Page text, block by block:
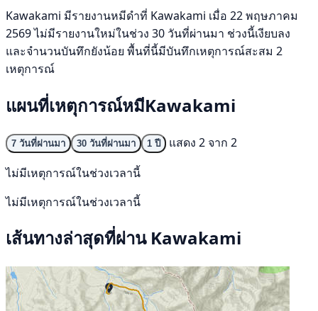
Kawakami มีรายงานหมีดำที่ Kawakami เมื่อ 22 พฤษภาคม
2569 ไม่มีรายงานใหม่ในช่วง 30 วันที่ผ่านมา ช่วงนี้เงียบลง
และจำนวนบันทึกยังน้อย พื้นที่นี้มีบันทึกเหตุการณ์สะสม 2
เหตุการณ์
แผนที่เหตุการณ์หมีKawakami
7 วันที่ผ่านมา 30 วันที่ผ่านมา 1 ปี
แสดง 2 จาก 2
ไม่มีเหตุการณ์ในช่วงเวลานี้
ไม่มีเหตุการณ์ในช่วงเวลานี้
เส้นทางล่าสุดที่ผ่าน Kawakami